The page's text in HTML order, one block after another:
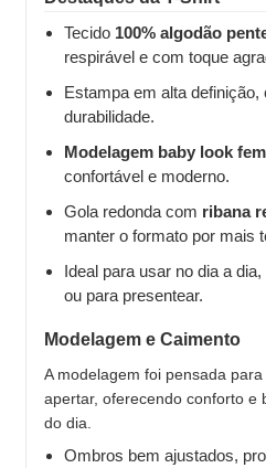
Tecido 100% algodão
respirável e com toque
Estampa em alta
durabilidade.
Modelagem baby look
confortável e moderno.
Gola redonda com ribana
manter o formato por mais
Ideal para usar no dia a
ou para presentear.
Modelagem e Caimento
A modelagem foi pensada
apertar, oferecendo conforto e
do dia.
Ombros bem ajustados,